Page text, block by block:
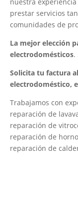
prestar servicios
comunidades de
La mejor elección
electrodomésticos.
Solicita tu factura
electrodoméstico,
Trabajamos con
reparación de
reparación de
reparación de
reparación de